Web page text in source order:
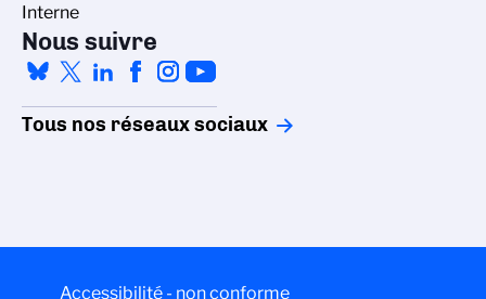
Interne
Nous suivre
Tous nos réseaux sociaux
Accessibilité - non conforme